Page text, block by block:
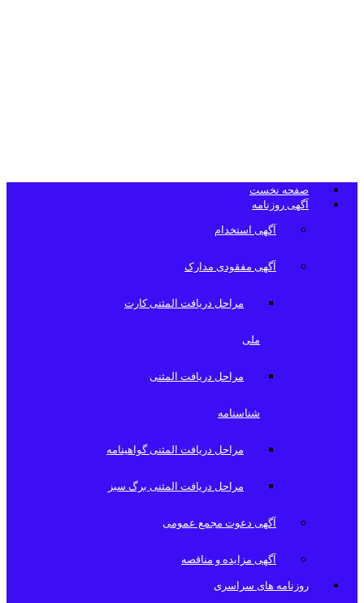
صفحه نخست
آگهی روزنامه
آگهی استخدام
آگهی مفقودی مدارک
مراحل دریافت المثنی کارت
ملی
مراحل دریافت المثنی
شناسنامه
مراحل دریافت المثنی گواهینامه
مراحل دریافت المثنی برگ سبز
آگهی دعوت مجمع عمومی
آگهی مزایده و مناقصه
روزنامه های سراسری